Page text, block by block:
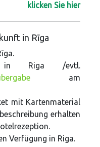
klicken Sie hier
in Rīga
in Riga /evtl.
am
mit Kartenmaterial
erhalten
Verfügung in Riga.